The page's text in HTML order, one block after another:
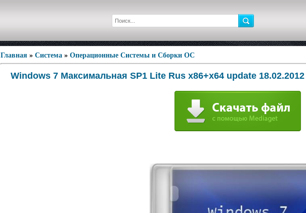
Главная » Система » Операционные Системы и Сборки ОС
Windows 7 Максимальная SP1 Lite Rus x86+x64 update 18.02.2012